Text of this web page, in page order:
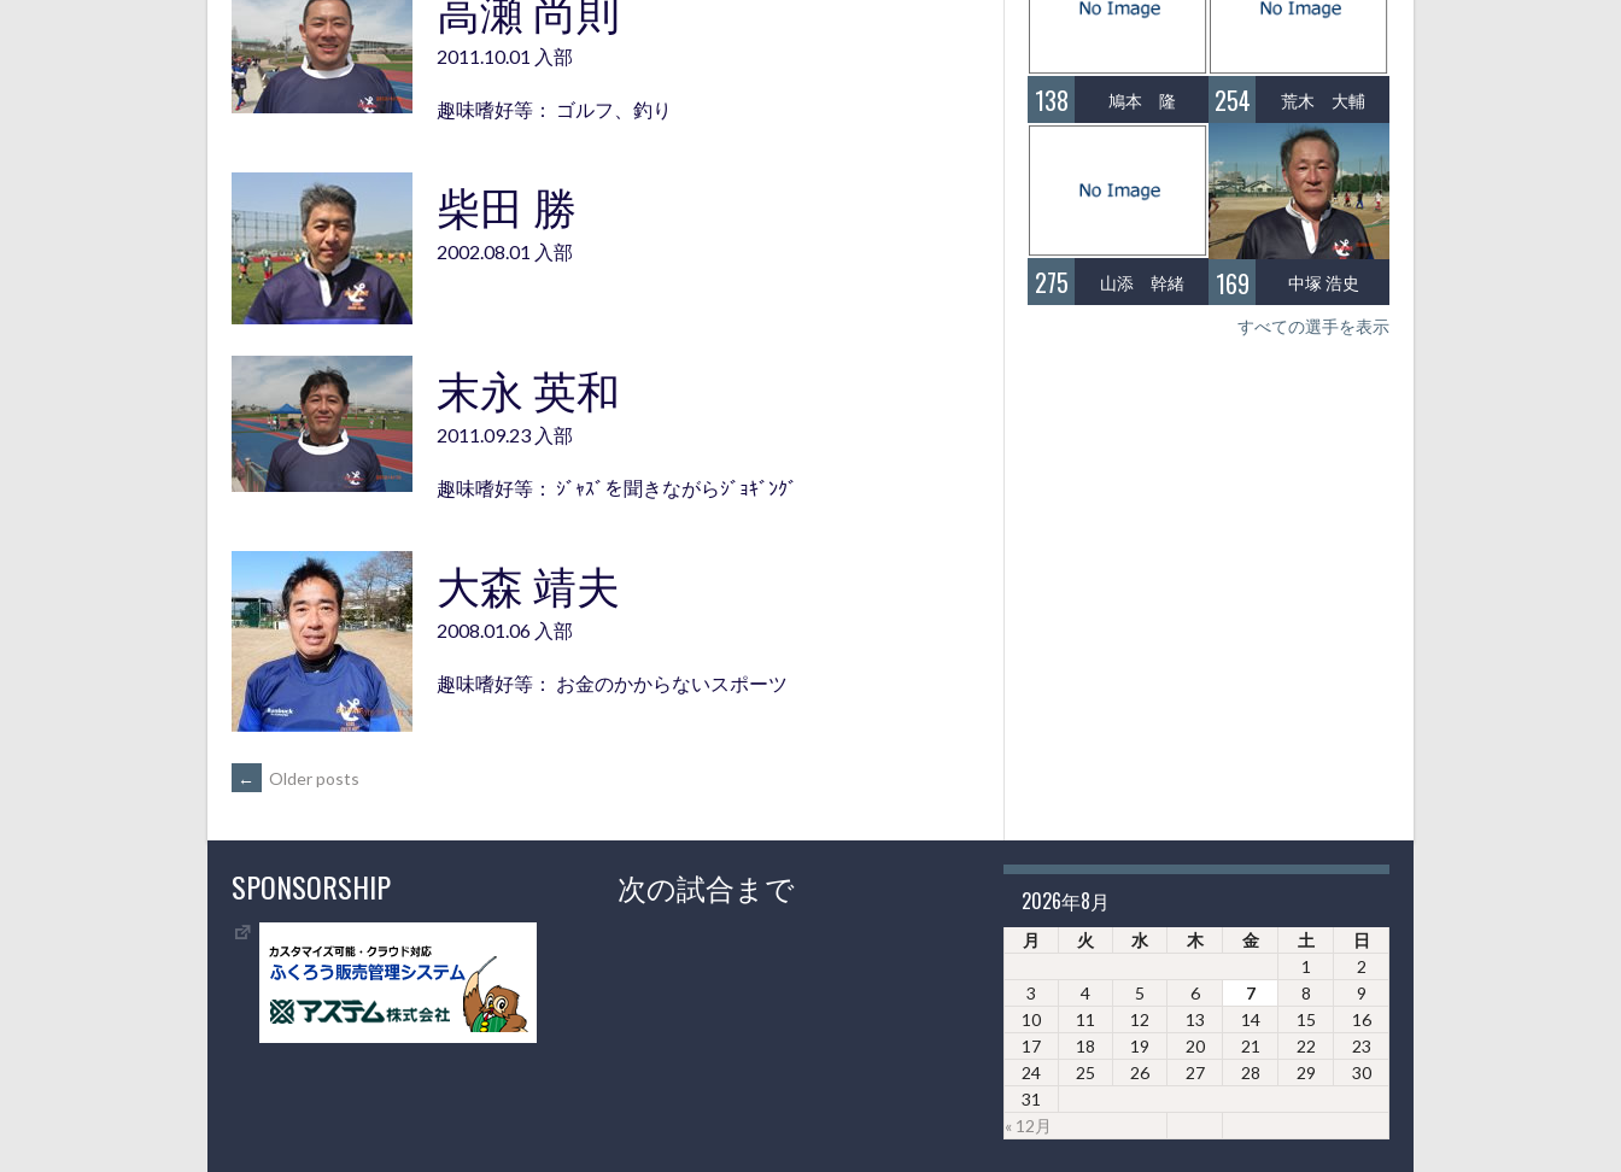
2011.10.01 入部
趣味嗜好等： ゴルフ、釣り
柴田 勝
2002.08.01 入部
末永 英和
2011.09.23 入部
趣味嗜好等： ｼﾞｬｽﾞを聞きながらｼﾞｮｷﾞﾝｸﾞ
大森 靖夫
2008.01.06 入部
趣味嗜好等： お金のかからないスポーツ
POSTS
NAVIGATION
← Older posts
138 鳩本 隆 254 荒木 大輔
275 山添 幹緒 169 中塚 浩史
すべての選手を表示
SPONSORSHIP 次の試合まで 2026年8月
月 火 水 木 金 土 日
« 12月
1
2
3
4 5 6 7 8
9
10
11 12 13 14 15
16
17
18 19 20 21 22
23
24
25 26 27 28 29
30
31